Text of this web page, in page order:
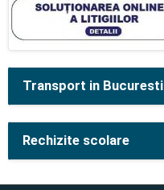
Transport in Bucuresti
Rechizite scolare